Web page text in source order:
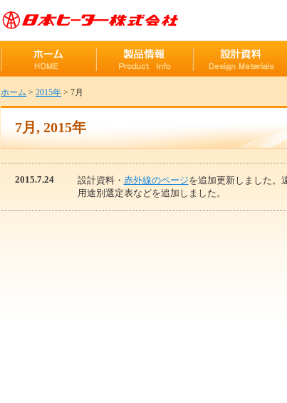
ホーム > 2015年 > 7月
7月, 2015年
2015.7.24 設計資料・ 赤外線のページを追加更新しました。
用途別選定表などを追加しました。